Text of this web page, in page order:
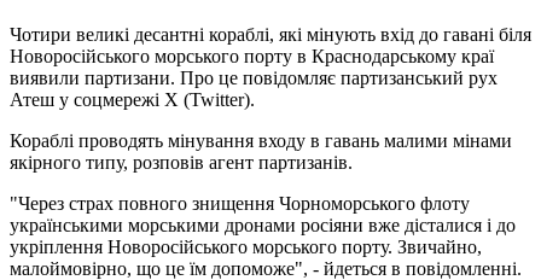
Чотири великі десантні кораблі, які мінують вхід до гавані біля
Новоросійського морського порту в Краснодарському краї
виявили партизани. Про це повідомляє партизанський рух
Атеш у соцмережі X (Twitter).
Кораблі проводять мінування входу в гавань малими мінами
якірного типу, розповів агент партизанів.
"Через страх повного знищення Чорноморського флоту
українськими морськими дронами росіяни вже дісталися і до
укріплення Новоросійського морського порту. Звичайно,
малоймовірно, що це їм допоможе", - йдеться в повідомленні.